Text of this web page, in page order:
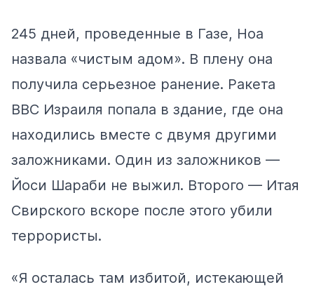
245 дней, проведенные в Газе, Ноа
назвала «чистым адом». В плену она
получила серьезное ранение. Ракета
ВВС Израиля попала в здание, где она
находились вместе с двумя другими
заложниками. Один из заложников —
Йоси Шараби не выжил. Второго — Итая
Свирского вскоре после этого убили
террористы.
«Я осталась там избитой, истекающей